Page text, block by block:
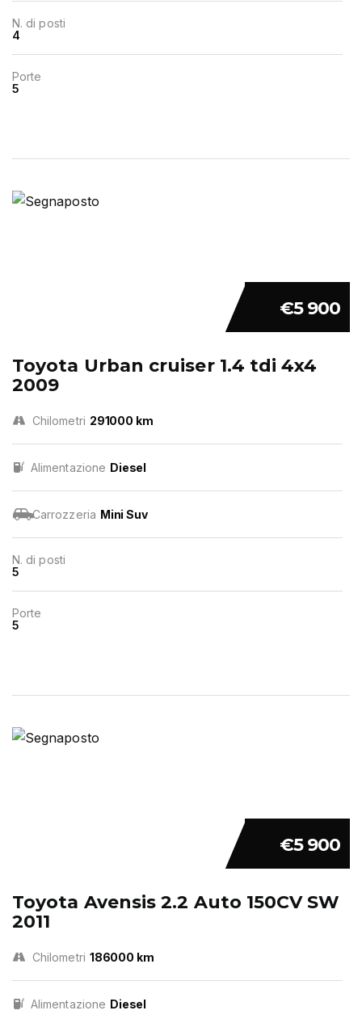
N. di posti
4
Porte
5
€5 900
Toyota Urban cruiser 1.4 tdi 4x4
2009
Chilometri 291000 km
Alimentazione Diesel
Carrozzeria Mini Suv
N. di posti
5
Porte
5
€5 900
Toyota Avensis 2.2 Auto 150CV SW
2011
Chilometri 186000 km
Alimentazione Diesel